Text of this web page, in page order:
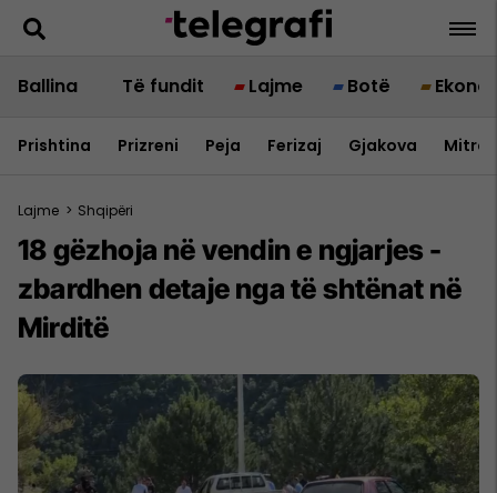
Ballina Të fundit Lajme Botë
Prishtina Prizreni Peja Ferizaj Gjakova
Lajme > Shqipëri
18 gëzhoja në vendin e ngjarjes -
zbardhen detaje nga të shtënat në
Mirditë